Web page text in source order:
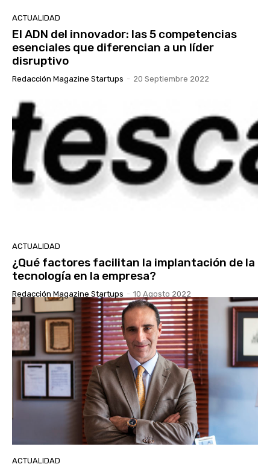
ACTUALIDAD
El ADN del innovador: las 5 competencias
esenciales que diferencian a un líder
disruptivo
Redacción Magazine Startups - 20 Septiembre 2022
ACTUALIDAD
¿Qué factores facilitan la implantación de la
tecnología en la empresa?
Redacción Magazine Startups - 10 Agosto 2022
ACTUALIDAD